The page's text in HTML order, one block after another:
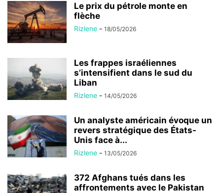
Le prix du pétrole monte en
flèche
Rizlene - 18/05/2026
Les frappes israéliennes
s’intensifient dans le sud du
Liban
Rizlene - 14/05/2026
Un analyste américain évoque un
revers stratégique des États-
Unis face à...
Rizlene - 13/05/2026
372 Afghans tués dans les
affrontements avec le Pakistan